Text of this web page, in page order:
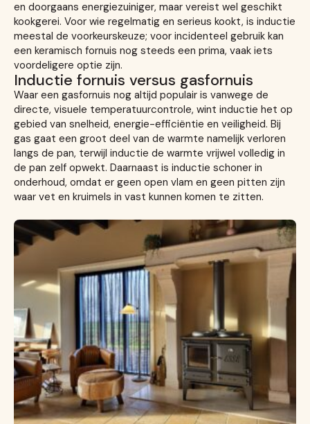
en doorgaans energiezuiniger, maar vereist wel geschikt
kookgerei. Voor wie regelmatig en serieus kookt, is inductie
meestal de voorkeurskeuze; voor incidenteel gebruik kan
een keramisch fornuis nog steeds een prima, vaak iets
voordeligere optie zijn.
Inductie fornuis versus gasfornuis
Waar een gasfornuis nog altijd populair is vanwege de
directe, visuele temperatuurcontrole, wint inductie het op
gebied van snelheid, energie-efficiëntie en veiligheid. Bij
gas gaat een groot deel van de warmte namelijk verloren
langs de pan, terwijl inductie de warmte vrijwel volledig in
de pan zelf opwekt. Daarnaast is inductie schoner in
onderhoud, omdat er geen open vlam en geen pitten zijn
waar vet en kruimels in vast kunnen komen te zitten.